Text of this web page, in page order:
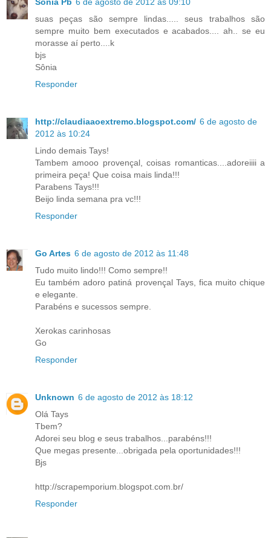
suas peças são sempre lindas..... seus trabalhos são
sempre muito bem executados e acabados.... ah.. se eu
morasse aí perto....k
bjs
Sônia
Responder
http://claudiaaoextremo.blogspot.com/ 6 de agosto de
2012 às 10:24
Lindo demais Tays!
Tambem amooo provençal, coisas romanticas....adoreiiii a
primeira peça! Que coisa mais linda!!!
Parabens Tays!!!
Beijo linda semana pra vc!!!
Responder
Go Artes 6 de agosto de 2012 às 11:48
Tudo muito lindo!!! Como sempre!!
Eu também adoro patiná provençal Tays, fica muito chique
e elegante.
Parabéns e sucessos sempre.
Xerokas carinhosas
Go
Responder
Unknown 6 de agosto de 2012 às 18:12
Olá Tays
Tbem?
Adorei seu blog e seus trabalhos...parabéns!!!
Que megas presente...obrigada pela oportunidades!!!
Bjs
http://scrapemporium.blogspot.com.br/
Responder